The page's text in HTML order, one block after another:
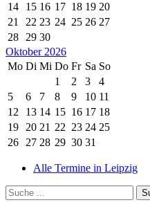
14
15 16 17 18 19 20
21
22 23 24 25 26 27
28 29 30
Oktober 2026
Mo Di Mi Do Fr Sa So
1
2 3
4
5
6 7 8 9 10 11
12
13 14 15 16 17 18
19 20 21 22 23 24 25
26 27 28 29 30 31
Alle Termine in Leipzig